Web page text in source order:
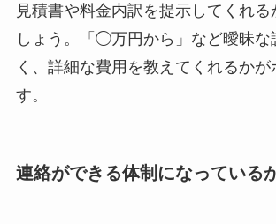
見積書や料金内訳を提示してくれる
しょう。「◯万円から」など曖昧な
く、詳細な費用を教えてくれるか
す。
連絡ができる体制になっている